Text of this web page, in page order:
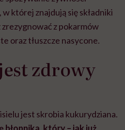
której znajdują się składniki
z pokarmów
oraz tłuszcze nasycone.
zdrowy
jest skrobia kukurydziana.